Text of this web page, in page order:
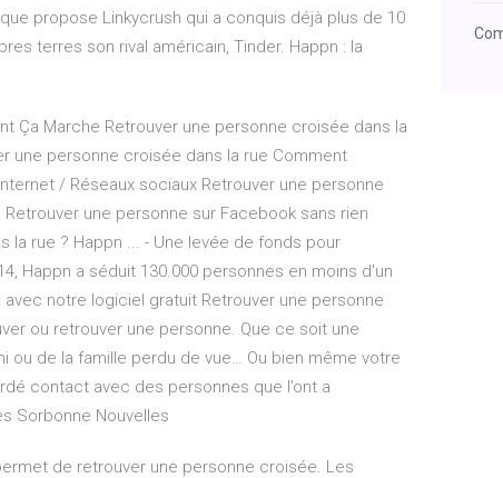
propose Linkycrush qui a conquis déjà plus de 10
terres son rival américain, Tinder. Happn : la
Ça Marche Retrouver une personne croisée dans la
une personne croisée dans la rue Comment
/ Réseaux sociaux Retrouver une personne
une personne sur Facebook sans rien
la rue ? Happn ... - Une levée de fonds pour
Happn a séduit 130.000 personnes en moins d'un
notre logiciel gratuit Retrouver une personne
ou retrouver une personne. Que ce soit une
ou de la famille perdu de vue… Ou bien même votre
contact avec des personnes que l’ont a
Sorbonne Nouvelles
de retrouver une personne croisée. Les